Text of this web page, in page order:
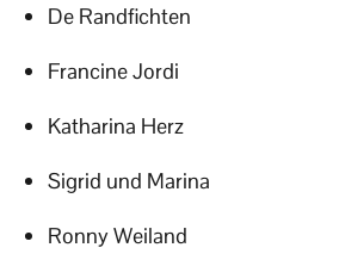
De Randfichten
Francine Jordi
Katharina Herz
Sigrid und Marina
Ronny Weiland